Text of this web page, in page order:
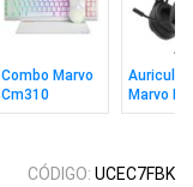
Combo Marvo
Cm310
Teclado In +
Auricular
Marvo
Akari 30
CÓDIGO: UCEC7FBK